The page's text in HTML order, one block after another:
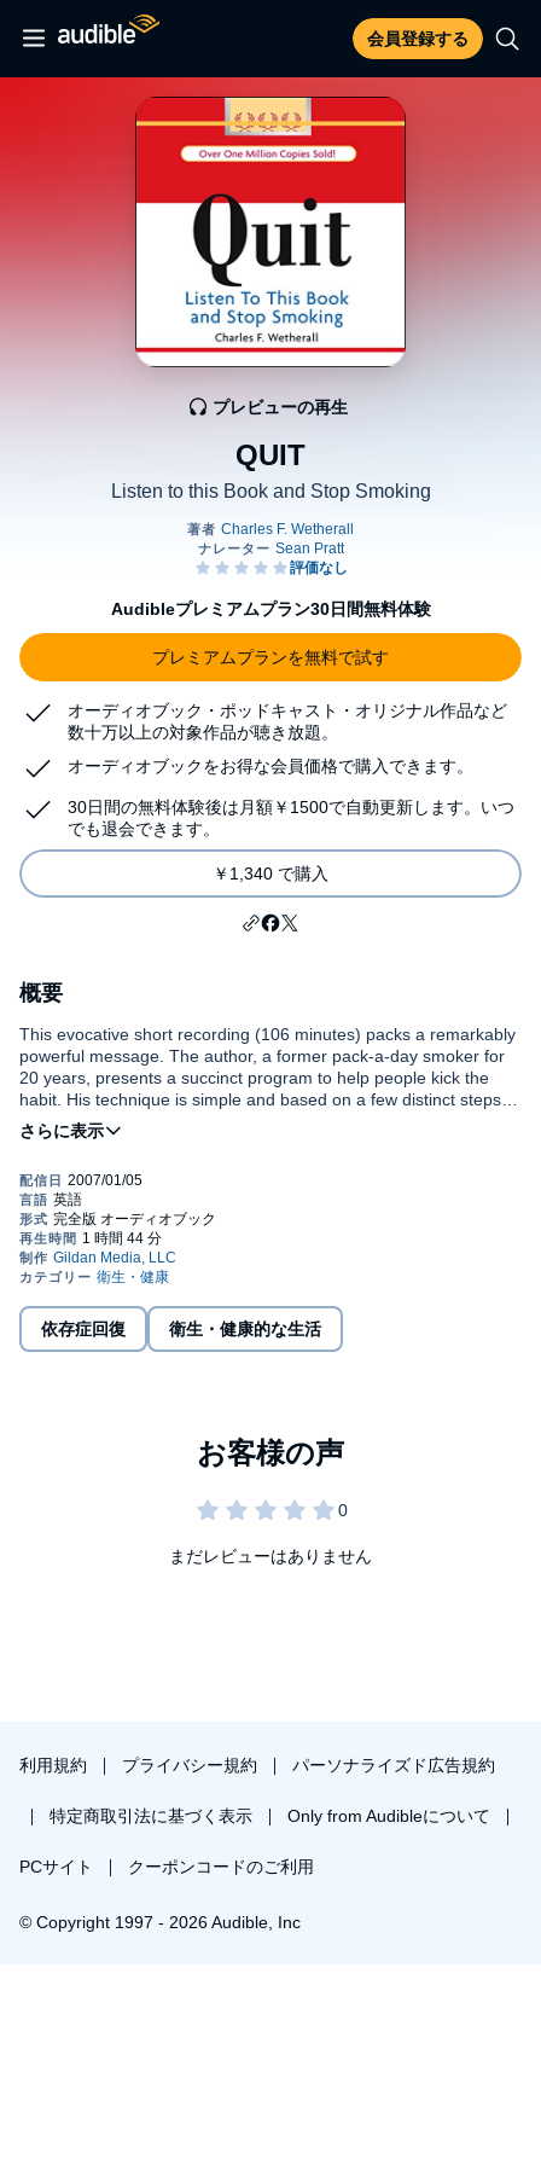
会員登録する
QUIT
Listen to this Book and Stop Smoking
プレビューの再生
Audibleプレミアムプラン30日間無料体験
プレミアムプランを無料で試す
オーディオブック・ポッドキャスト・オリジナル作品など
数十万以上の対象作品が聴き放題。
オーディオブックをお得な会員価格で購入できます。
30日間の無料体験後は月額￥1500で自動更新します。いつ
でも退会できます。
￥1,340 で購入
概要
This evocative short recording (106 minutes) packs a remarkably
powerful message. The author, a former pack-a-day smoker for
20 years, presents a succinct program to help people kick the
habit. His technique is simple and based on a few distinct steps:
Determine why you want to quit smoking; rank each cigarette
smoked for its importance to your lifestyle; gradually reduce the
resumption of smoking.
To the 50,000,000 people in the United States and the rest of the
possible.
©2007 Charles F. Wetherall; (P)2007 Gildan Media
依存症回復 衛生・健康的な生活
まだレビューはありません
利用規約 プライバシー規約 パーソナライズド広告規約
特定商取引法に基づく表示 Only from Audibleについて
PCサイト クーポンコードのご利用
© Copyright 1997 - 2026 Audible, Inc